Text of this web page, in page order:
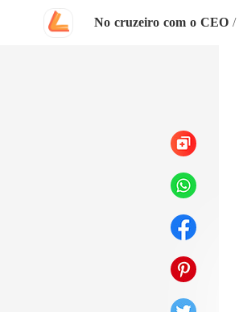
No cruzeiro com o CEO /